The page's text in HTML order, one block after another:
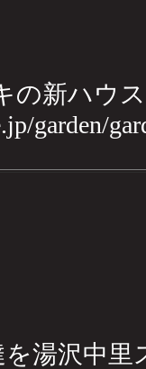
の新ハウ
garden/
を湯沢中